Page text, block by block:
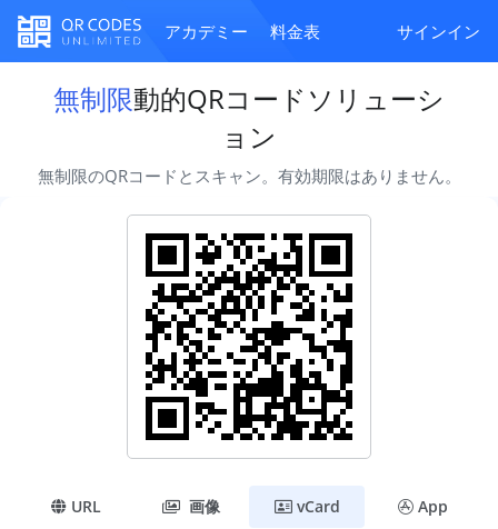
アカデミー 料金表 サインイン
無制限動的QRコードソリューシ
ョン
無制限のQRコードとスキャン。有効期限はありません。
URL 画像 vCard App